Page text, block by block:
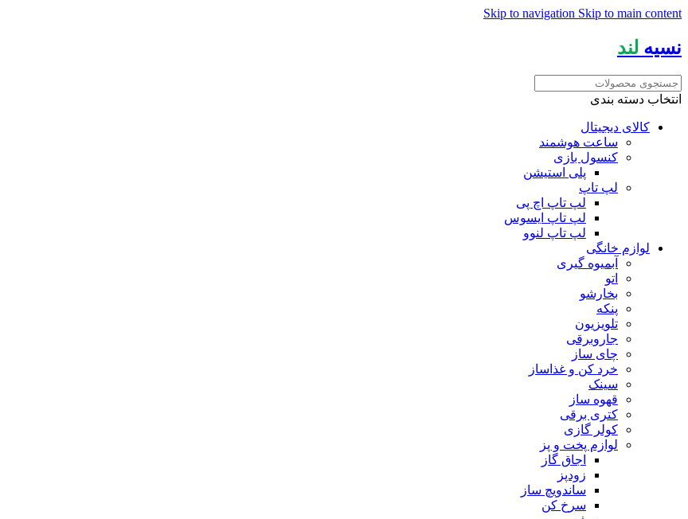
Skip to navigation Skip to main content
نسیه لند
انتخاب دسته بندی
کالای دیجیتال
ساعت هوشمند
کنسول بازی
پلی استیشن
لپ تاپ
لپ تاپ اچ پی
لپ تاپ ایسوس
لپ تاپ لنوو
لوازم خانگی
آبمیوه گیری
اتو
بخارشو
پنکه
تلویزیون
جاروبرقی
چای ساز
خرد کن و غذاساز
سینک
قهوه ساز
کتری برقی
کولر گازی
لوازم پخت و پز
اجاق گاز
زودپز
ساندویچ ساز
سرخ کن